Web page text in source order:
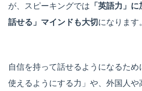
が、スピーキングでは 「英語力」
話せる」マインドも大切になります。
自信を持って話せるようになるた
使えるようにする力」や、外国人や